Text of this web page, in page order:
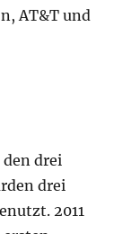
AT&T und
den drei
drei
2011